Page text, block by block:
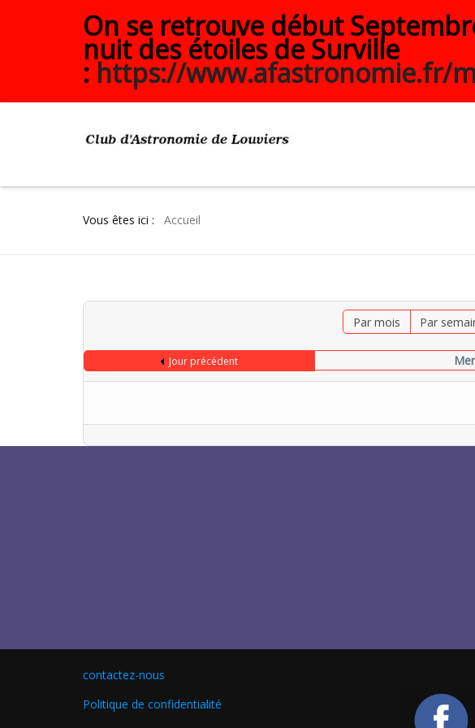
On se retrouve début
nuit des étoiles de Surville
: https://www.afastronomie.fr/
Vous êtes ici : Accueil
Par mois Par
Jour précédent
contactez-nous
Politique de confidentialité